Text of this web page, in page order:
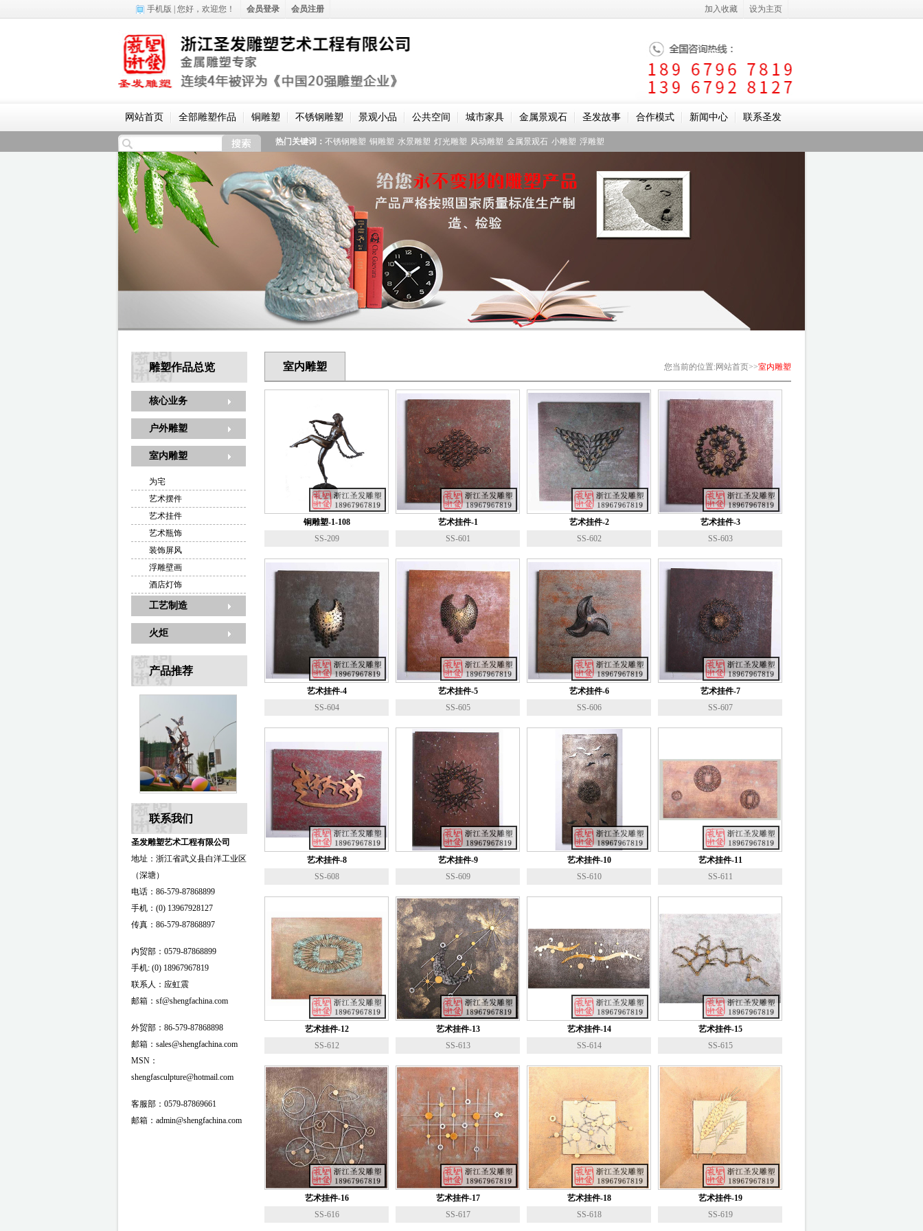
网站首页 全部雕塑作品 铜雕塑 不锈钢雕塑 景观小品 公共空间 城市家具 金属景观石 圣发故事 合作模式 新闻中心 联系圣发
热门关键词： 不锈钢雕塑 铜雕塑 水景雕塑 灯光雕塑 风动雕塑 金属景观石 小雕塑 浮雕塑
雕塑作品总览
核心业务
户外雕塑
室内雕塑
为宅
艺术摆件
艺术挂件
艺术瓶饰
装饰屏风
浮雕壁画
酒店灯饰
工艺制造
火炬
产品推荐
联系我们
圣发雕塑艺术工程有限公司
地址：浙江省武义县白洋工业区
（深塘）
电话：86-579-87868899
手机：(0) 13967928127
传真：86-579-87868897
内贸部：0579-87868899
手机: (0) 18967967819
联系人：应虹震
邮箱：sf@shengfachina.com
外贸部：86-579-87868898
邮箱：sales@shengfachina.com
MSN：
shengfasculpture@hotmail.com
客服部：0579-87869661
邮箱：admin@shengfachina.com
您当前的位置:网站首页>>室内雕塑
室内雕塑
铜雕塑-1-108
SS-209
艺术挂件-1
SS-601
艺术挂件-2
SS-602
艺术挂件-3
SS-603
艺术挂件-4
SS-604
艺术挂件-5
SS-605
艺术挂件-6
SS-606
艺术挂件-7
SS-607
艺术挂件-8
SS-608
艺术挂件-9
SS-609
艺术挂件-10
SS-610
艺术挂件-11
SS-611
艺术挂件-12
SS-612
艺术挂件-13
SS-613
艺术挂件-14
SS-614
艺术挂件-15
SS-615
艺术挂件-16
SS-616
艺术挂件-17
SS-617
艺术挂件-18
SS-618
艺术挂件-19
SS-619
手机版 | 您好， 欢迎您！ 会员登录 会员注册 加入收藏 设为主页